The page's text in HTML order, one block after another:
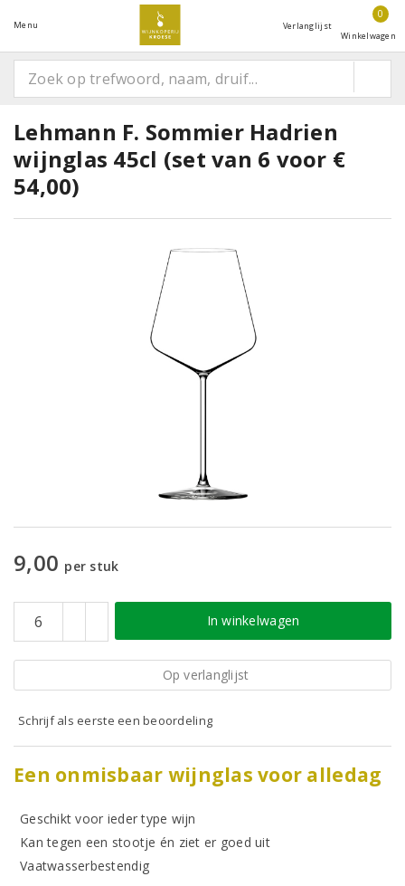
Menu Verlanglijst
0
Winkelwagen
Lehmann F. Sommier Hadrien
wijnglas 45cl (set van 6 voor €
54,00)
9,00 per stuk
In winkelwagen
Op verlanglijst
Schrijf als eerste een beoordeling
Een onmisbaar wijnglas voor alledag
Geschikt voor ieder type wijn
Kan tegen een stootje én ziet er goed uit
Vaatwasserbestendig